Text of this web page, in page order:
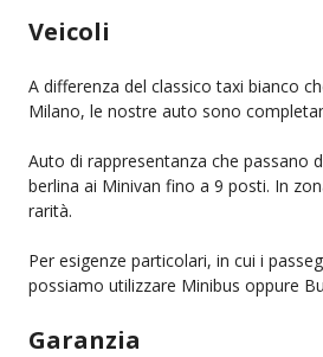
Veicoli
A differenza del classico taxi bianco
Milano, le nostre auto sono
Auto di rappresentanza che passano
berlina ai Minivan fino a 9 posti. In
rarità.
Per esigenze particolari, in cui i
possiamo utilizzare Minibus oppure
Garanzia